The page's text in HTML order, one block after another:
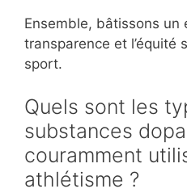
Ensemble, bâtissons un
transparence et
sport.
Quels sont les
substances
couramment
athlétisme ?